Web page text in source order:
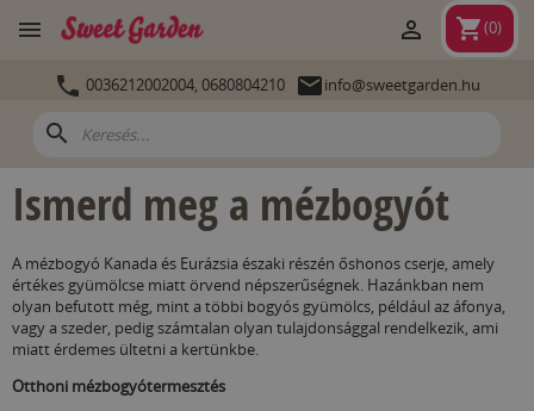
 shopping_cart(0)

 0036212002004, 0680804210 info@sweetgarden.hu
search
Ismerd meg a mézbogyót
A mézbogyó Kanada és Eurázsia északi részén őshonos cserje, amely
értékes gyümölcse miatt örvend népszerűségnek. Hazánkban nem
olyan befutott még, mint a többi bogyós gyümölcs, például az áfonya,
vagy a szeder, pedig számtalan olyan tulajdonsággal rendelkezik, ami
miatt érdemes ültetni a kertünkbe.
Otthoni mézbogyótermesztés